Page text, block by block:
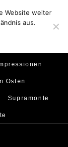
feiern
Osten
Supramonte
Website weiter
aus.